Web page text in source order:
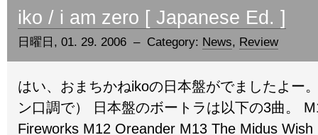
iko / i am zero [ Japanese Ed. ]
日曜日, 01. 29. 2006 – Category: News, Review
はい、おまちかねikoの日本盤がでましたよー
ン口調で） 日本盤のボートラは以下の3曲。
Fireworks M12 Oreander M13 The Midus